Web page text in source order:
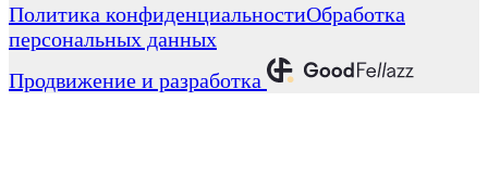
Политика конфиденциальностиОбработка
персональных данных
Продвижение и разработка